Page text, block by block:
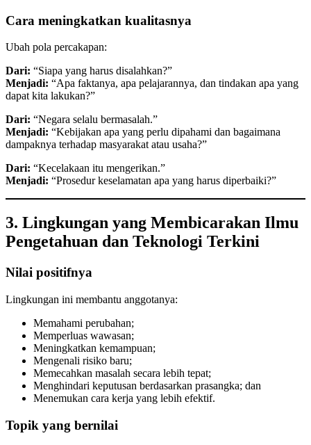
Cara meningkatkan kualitasnya
Ubah pola percakapan:
Dari: “Siapa yang harus disalahkan?”
Menjadi: “Apa faktanya, apa pelajarannya, dan tindakan apa yang
dapat kita lakukan?”
Dari: “Negara selalu bermasalah.”
Menjadi: “Kebijakan apa yang perlu dipahami dan bagaimana
dampaknya terhadap masyarakat atau usaha?”
Dari: “Kecelakaan itu mengerikan.”
Menjadi: “Prosedur keselamatan apa yang harus diperbaiki?”
3. Lingkungan yang Membicarakan Ilmu
Pengetahuan dan Teknologi Terkini
Nilai positifnya
Lingkungan ini membantu anggotanya:
Memahami perubahan;
Memperluas wawasan;
Meningkatkan kemampuan;
Mengenali risiko baru;
Memecahkan masalah secara lebih tepat;
Menghindari keputusan berdasarkan prasangka; dan
Menemukan cara kerja yang lebih efektif.
Topik yang bernilai